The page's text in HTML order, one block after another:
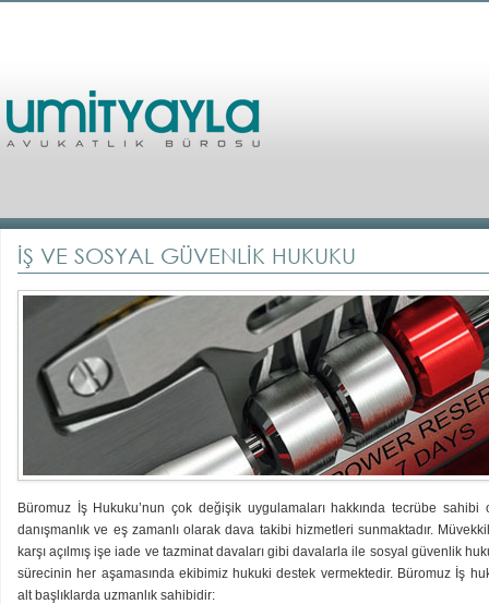
İŞ VE SOSYAL GÜVENLİK HUKUKU
Büromuz İş Hukuku’nun çok değişik uygulamaları hakkında tecrübe sahibi
danışmanlık ve eş zamanlı olarak dava takibi hizmetleri sunmaktadır.
karşı açılmış işe iade ve tazminat davaları gibi davalarla ile sosyal güvenlik
sürecinin her aşamasında ekibimiz hukuki destek vermektedir. Büromuz İş
alt başlıklarda uzmanlık sahibidir: